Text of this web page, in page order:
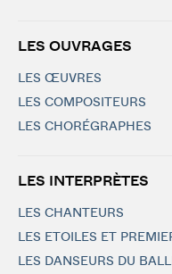
LES OUVRAGES
LES ŒUVRES
LES COMPOSITEURS
LES CHORÉGRAPHES
LES INTERPRÈTES
LES CHANTEURS
LES ETOILES ET
LES DANSEURS DU